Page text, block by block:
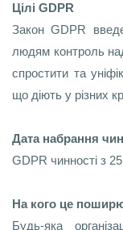
Цілі GDPR
Закон GDPR
людям контроль
спростити та
що діють у різних
Дата набрання
GDPR чинності з
На кого це
Будь-яка